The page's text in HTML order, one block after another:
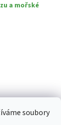
soubory
a mořské